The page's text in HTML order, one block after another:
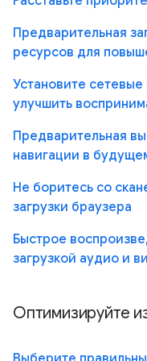
Предварительная
ресурсов для
Установите
улучшить
Предварительная
навигации в
Не боритесь со
загрузки браузера
Быстрое
загрузкой аудио и
Оптимизируйте